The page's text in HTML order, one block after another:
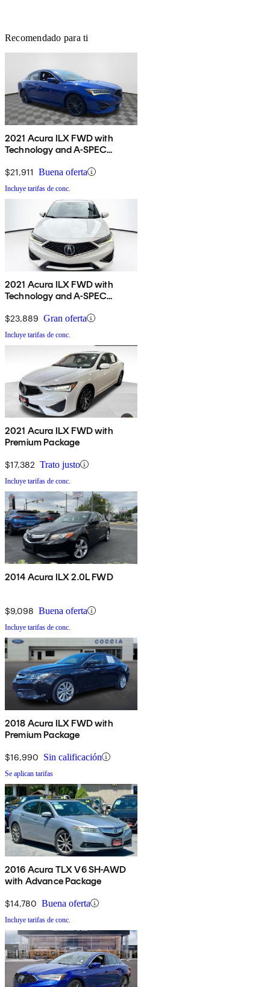
Recomendado para ti
2021 Acura ILX FWD with
Technology and A-SPEC
$21,911 Buena oferta
Incluye tarifas de conc.
2021 Acura ILX FWD with
Technology and A-SPEC
$23,889 Gran oferta
Incluye tarifas de conc.
2021 Acura ILX FWD with
Premium Package
$17,382 Trato justo
Incluye tarifas de conc.
2014 Acura ILX 2.0L FWD
$9,098 Buena oferta
Incluye tarifas de conc.
2018 Acura ILX FWD with
Premium Package
$16,990 Sin calificación
Se aplican tarifas
2016 Acura TLX V6 SH-AWD
with Advance Package
$14,780 Buena oferta
Incluye tarifas de conc.